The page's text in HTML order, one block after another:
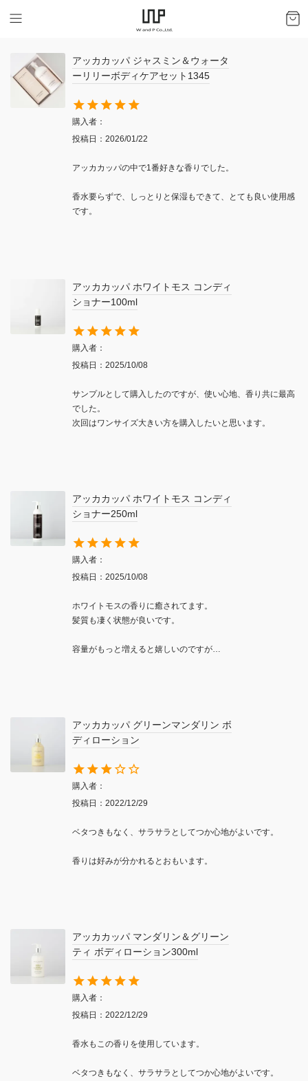
アッカカッパ ジャスミン＆ウォータ
ーリリーボディケアセット1345
購入者
投稿日
2026/01/22
アッカカッパの中で1番好きな香りでした。
香水要らずで、しっとりと保湿もできて、とても良い使用感
です。
アッカカッパ ホワイトモス コンディ
ショナー100ml
購入者
投稿日
2025/10/08
サンプルとして購入したのですが、使い心地、香り共に最高
でした。
次回はワンサイズ大きい方を購入したいと思います。
アッカカッパ ホワイトモス コンディ
ショナー250ml
購入者
投稿日
2025/10/08
ホワイトモスの香りに癒されてます。
髪質も凄く状態が良いです。
容量がもっと増えると嬉しいのですが…
アッカカッパ グリーンマンダリン ボ
ディローション
購入者
投稿日
2022/12/29
ベタつきもなく、サラサラとしてつか心地がよいです。
香りは好みが分かれるとおもいます。
アッカカッパ マンダリン＆グリーン
ティ ボディローション300ml
購入者
投稿日
2022/12/29
香水もこの香りを使用しています。
ベタつきもなく、サラサラとしてつか心地がよいです。